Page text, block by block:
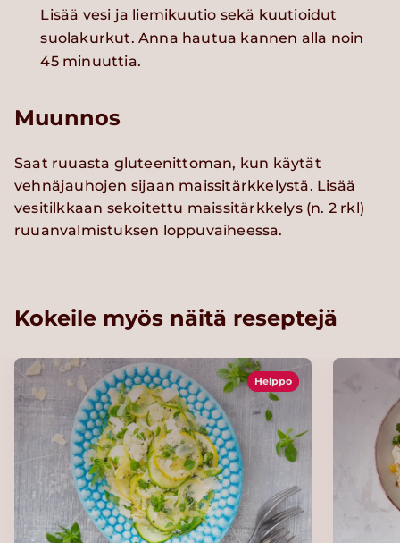
Lisää vesi ja liemikuutio sekä kuutioidut
suolakurkut. Anna hautua kannen alla noin
45 minuuttia.
Muunnos
Saat ruuasta gluteenittoman, kun käytät
vehnäjauhojen sijaan maissitärkkelystä. Lisää
vesitilkkaan sekoitettu maissitärkkelys (n. 2 rkl)
ruuanvalmistuksen loppuvaiheessa.
Kokeile myös näitä reseptejä
Helppo